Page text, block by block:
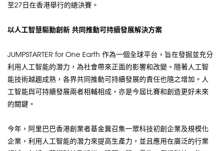
至27日在香港舉行的總決賽。
以人工智慧驅動創新 共同推動可持續發展解決方案
JUMPSTARTER for One Earth 作為一個全球平台，旨在發掘並充分
利用人工智能的潛力，為社會帶來正面的影響和改變。隨著人工智
能技術越趨成熟，各界共同推動可持續發展的責任也隨之增加。人
工智能與可持續發展兩者相輔相成，亦是今屆比賽和創造更好未來
的關鍵。
今年，阿里巴巴香港創業者基金冀召集一眾科技初創企業及規模化
企業，利用人工智能的潛力來提高生產力，並且應用在廣泛的行業